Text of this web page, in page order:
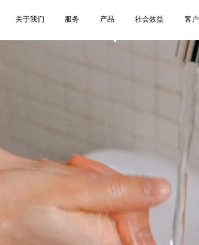
关于我们 服务 产品 社会效益 客户
4